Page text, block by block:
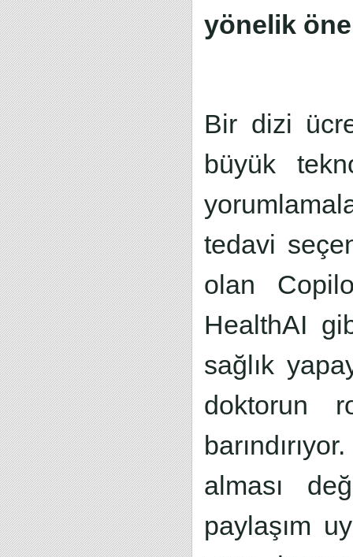
yönelik
Bir dizi
büyük
tedavi
olan
HealthAI
sağlık
doktorun
alması
paylaşım